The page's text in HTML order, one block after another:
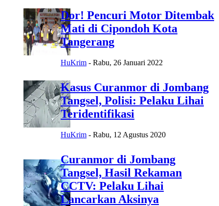
Dor! Pencuri Motor Ditembak
Mati di Cipondoh Kota
Tangerang
HuKrim - Rabu, 26 Januari 2022
Kasus Curanmor di Jombang
Tangsel, Polisi: Pelaku Lihai
Teridentifikasi
HuKrim - Rabu, 12 Agustus 2020
Curanmor di Jombang
Tangsel, Hasil Rekaman
CCTV: Pelaku Lihai
Lancarkan Aksinya